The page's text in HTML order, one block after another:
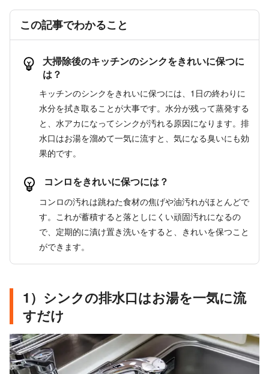
この記事でわかること
大掃除後のキッチンのシンクをきれいに保つに
は？
キッチンのシンクをきれいに保つには、1日の終わりに
水分を拭き取ることが大事です。水分が残って蒸発する
と、水アカになってシンクが汚れる原因になります。排
水口はお湯を溜めて一気に流すと、気になる臭いにも効
果的です。
コンロをきれいに保つには？
コンロの汚れは跳ねた食材の焦げや油汚れがほとんどで
す。これが蓄積すると落としにくい頑固汚れになるの
で、定期的に漬け置き洗いをすると、きれいを保つこと
ができます。
1）シンクの排水口はお湯を一気に流
すだけ